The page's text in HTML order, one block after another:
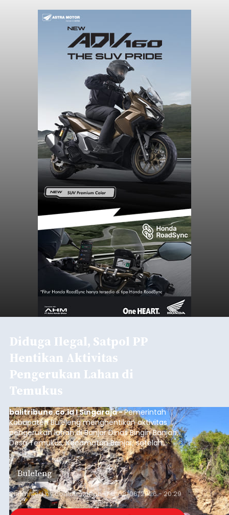
Diduga Ilegal, Satpol PP
Hentikan Aktivitas
Pengerukan Lahan di
Temukus
balitribune.co.id I Singaraja -Pemerintah
Kabupaten Buleleng menghentikan aktivitas
pengerukan lahan di Banjar Dinas Bingin Banjah,
Desa Temukus, Kecamatan Banjar, setelah
ditemukan indikasi kegiatan pengambilan
material yang tidak sesuai dengan peruntukan
kawasan.
Buleleng
Submitted bycontributoronThu, 08/06/2026 - 20:29